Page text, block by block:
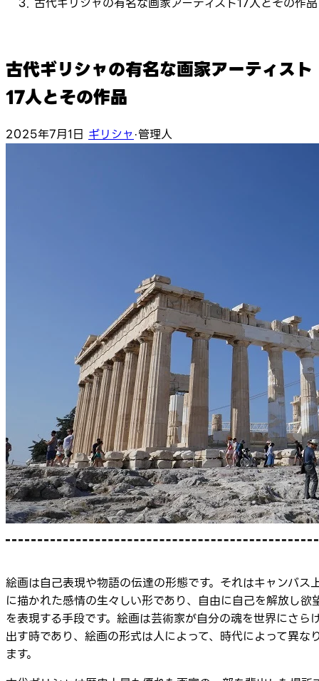
古代ギリシャの有名な画家アーティスト
17人とその作品
2025年7月1日 ギリシャ ·管理人
絵画は自己表現や物語の伝達の形態です。それはキャンバス
に描かれた感情の生々しい形であり、自由に自己を解放し欲
を表現する手段です。絵画は芸術家が自分の魂を世界にさら
出す時であり、絵画の形式は人によって、時代によって異な
ます。